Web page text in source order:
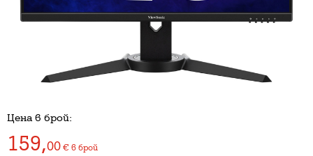
Цена в брой:
159,00 € в брой